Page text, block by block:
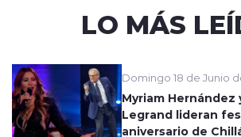
LO MÁS
Domingo 18 de Junio
Myriam Hernández
Legrand lideran
aniversario de